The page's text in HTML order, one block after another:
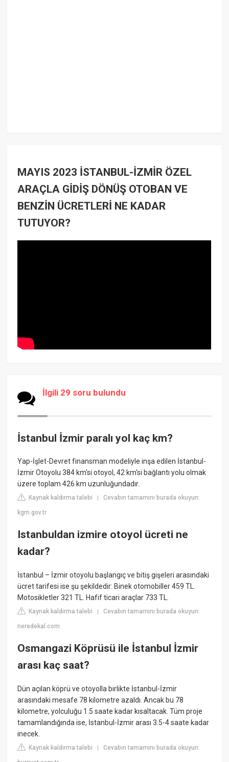
MAYIS 2023 İSTANBUL-İZMİR ÖZEL
ARAÇLA GİDİŞ DÖNÜŞ OTOBAN VE
BENZİN ÜCRETLERİ NE KADAR
TUTUYOR?
İlgili 29 soru bulundu
İstanbul İzmir paralı yol kaç km?
Yap-İşlet-Devret finansman modeliyle inşa edilen İstanbul-
İzmir Otoyolu 384 km'si otoyol, 42 km'si bağlantı yolu olmak
üzere toplam 426 km uzunluğundadır.
Kaynak kaldırma talebi |Cevabın tamamını burada okuyun:
kgm.gov.tr
Istanbuldan izmire otoyol ücreti ne
kadar?
İstanbul – İzmir otoyolu başlangıç ve bitiş gişeleri arasındaki
ücret tarifesi ise şu şekildedir: Binek otomobiller 459 TL.
Motosikletler 321 TL. Hafif ticari araçlar 733 TL.
Kaynak kaldırma talebi |Cevabın tamamını burada okuyun:
neredekal.com
Osmangazi Köprüsü ile İstanbul İzmir
arası kaç saat?
Dün açılan köprü ve otoyolla birlikte İstanbul-İzmir
arasındaki mesafe 78 kilometre azaldı. Ancak bu 78
kilometre, yolculuğu 1.5 saate kadar kısaltacak. Tüm proje
tamamlandığında ise, İstanbul-İzmir arası 3.5-4 saate kadar
inecek.
Kaynak kaldırma talebi |Cevabın tamamını burada okuyun: